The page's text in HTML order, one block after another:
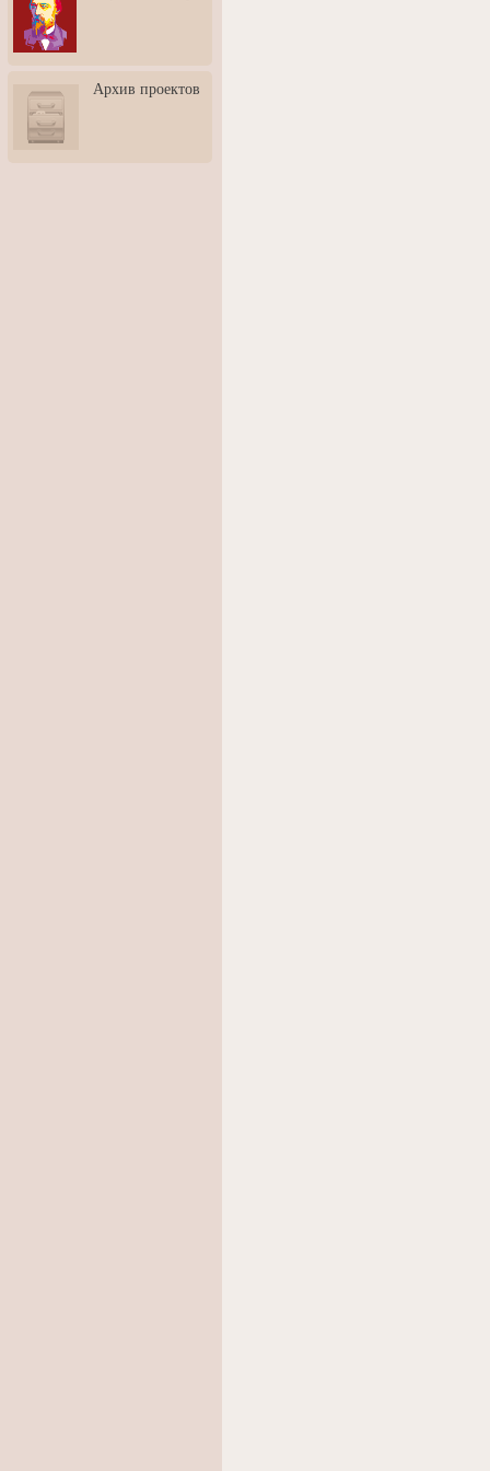
3: Обусловленности
человека и их влияние на
карьеру
скульптором Дмитрием
Тугариновым
АртБульвар в День города
Архив проектов